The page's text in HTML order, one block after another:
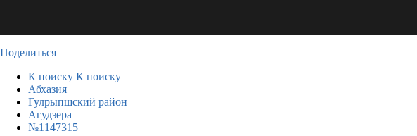
Поделиться
К поиску К поиску
Абхазия
Гулрыпшский район
Агудзера
№1147315